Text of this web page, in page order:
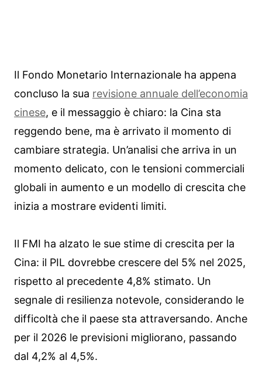
Il Fondo Monetario Internazionale ha appena
concluso la sua revisione annuale dell’economia
cinese, e il messaggio è chiaro: la Cina sta
reggendo bene, ma è arrivato il momento di
cambiare strategia. Un’analisi che arriva in un
momento delicato, con le tensioni commerciali
globali in aumento e un modello di crescita che
inizia a mostrare evidenti limiti.
Il FMI ha alzato le sue stime di crescita per la
Cina: il PIL dovrebbe crescere del 5% nel 2025,
rispetto al precedente 4,8% stimato. Un
segnale di resilienza notevole, considerando le
difficoltà che il paese sta attraversando. Anche
per il 2026 le previsioni migliorano, passando
dal 4,2% al 4,5%.